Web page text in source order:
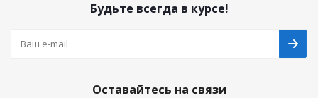
Будьте всегда в курсе!
Оставайтесь на связи